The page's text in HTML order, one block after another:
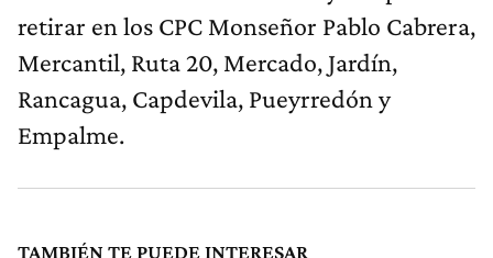
retirar en los CPC Monseñor Pablo Cabrera,
Mercantil, Ruta 20, Mercado, Jardín,
Rancagua, Capdevila, Pueyrredón y
Empalme.
TAMBIÉN TE PUEDE INTERESAR